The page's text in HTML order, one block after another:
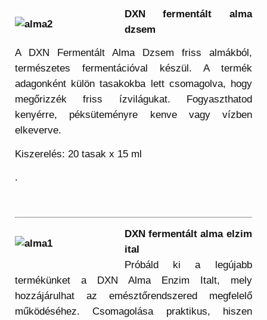
DXN fermentált alma
dzsem
A DXN Fermentált Alma Dzsem friss almákból,
természetes fermentációval készül. A termék
adagonként külön tasakokba lett csomagolva, hogy
megőrizzék friss ízvilágukat. Fogyaszthatod
kenyérre, péksüteményre kenve vagy vízben
elkeverve.
Kiszerelés: 20 tasak x 15 ml
.
DXN fermentált alma elzim
ital
Próbáld ki a legújabb
termékünket a DXN Alma Enzim Italt, mely
hozzájárulhat az emésztőrendszered megfelelő
működéséhez. Csomagolása praktikus, hiszen